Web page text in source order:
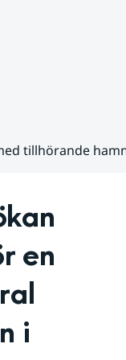
tillhörande
en
i